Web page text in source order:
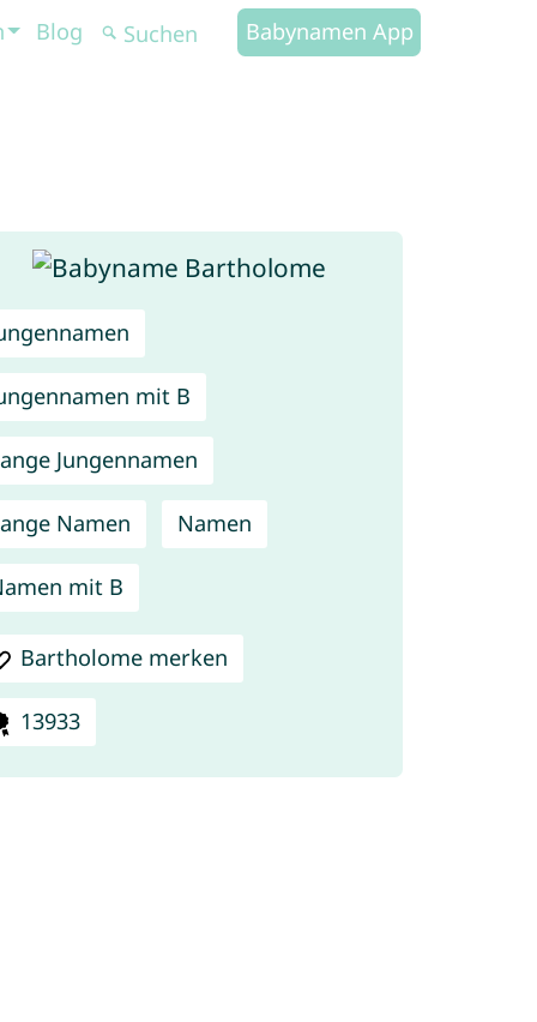
Blog Babynamen App
mit B
Jungennamen
Namen Namen
mit B
Bartholome merken
13933